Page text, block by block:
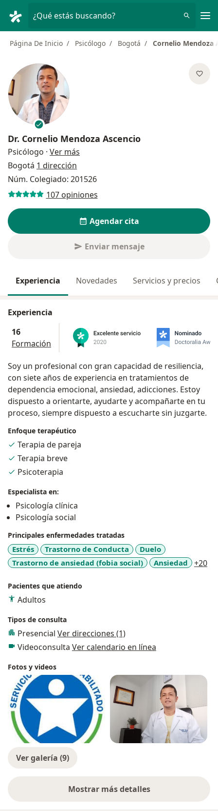
¿Qué estás buscando?
Página De Inicio Psicólogo Bogotá Cornelio Mendoza
Dr. Cornelio Mendoza Ascencio
Psicólogo · Ver más
Bogotá 1 dirección
Núm. Colegiado: 201526
107 opiniones
Agendar cita
Enviar mensaje
Experiencia Novedades Servicios y precios
Experiencia
16
Formación
Soy un profesional con gran capacidad de resiliencia,
con siete años de experiencia en tratamientos de
dependencia emocional, ansiedad, adicciones. Estoy
dispuesto a orientarte, ayudarte y acompañarte en tu
proceso, siempre dispuesto a escucharte sin juzgarte.
Enfoque terapéutico
Terapia de pareja
Terapia breve
Psicoterapia
Especialista en:
Psicología clínica
Psicología social
Principales enfermedades tratadas
Estrés Trastorno de Conducta
Duelo
Trastorno de ansiedad (fobia social)
Ansiedad +20
Pacientes que atiendo
Adultos
Tipos de consulta
Presencial Ver direcciones (1)
Videoconsulta Ver calendario en línea
Fotos y videos
Ver galería (9)
Mostrar más detalles
sobre la experiencia